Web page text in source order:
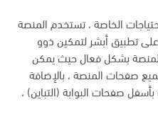
الخاصة ، تستخدم المنصة
تطبيق أبشر لتمكين ذوو
بشكل فعال حيث يمكن
صفحات المنصة ، بالإضافة
صفحات البوابة (التباين) ،